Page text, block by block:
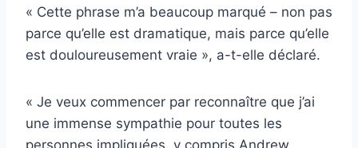
« Cette phrase m’a beaucoup marqué – non pas
parce qu’elle est dramatique, mais parce qu’elle
est douloureusement vraie », a-t-elle déclaré.
« Je veux commencer par reconnaître que j’ai
une immense sympathie pour toutes les